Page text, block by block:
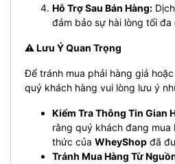
Hỗ Trợ Sau Bán Hàng:
đảm bảo sự hài lòng tối đa
⚠️ Lưu Ý Quan Trọng
Để tránh mua phải hàng giả
quý khách hàng vui lòng lưu ý
Kiểm Tra Thông Tin Gian
rằng quý khách đang
thức của WheyShop đã
Tránh Mua Hàng Từ